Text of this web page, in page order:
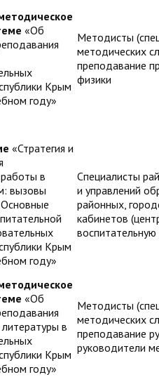
«Об
Крым
году»
Методисты
методических
преподавание
физики
«Стратегия и
в
вызовы
Крым
году»
Специалисты
и управлений
районных,
кабинетов
«Об
литературы в
Крым
году»
Методисты
методических
преподавание
руководители